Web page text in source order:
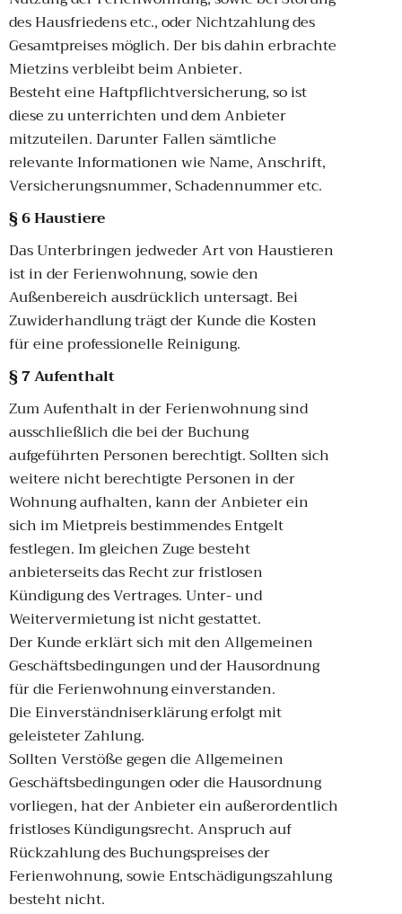
des Hausfriedens etc., oder Nichtzahlung des
Gesamtpreises möglich. Der bis dahin erbrachte
Mietzins verbleibt beim Anbieter.
Besteht eine Haftpflichtversicherung, so ist
diese zu unterrichten und dem Anbieter
mitzuteilen. Darunter Fallen sämtliche
relevante Informationen wie Name, Anschrift,
Versicherungsnummer, Schadennummer etc.
§ 6 Haustiere
Das Unterbringen jedweder Art von Haustieren
ist in der Ferienwohnung, sowie den
Außenbereich ausdrücklich untersagt. Bei
Zuwiderhandlung trägt der Kunde die Kosten
für eine professionelle Reinigung.
§ 7 Aufenthalt
Zum Aufenthalt in der Ferienwohnung sind
ausschließlich die bei der Buchung
aufgeführten Personen berechtigt. Sollten sich
weitere nicht berechtigte Personen in der
Wohnung aufhalten, kann der Anbieter ein
sich im Mietpreis bestimmendes Entgelt
festlegen. Im gleichen Zuge besteht
anbieterseits das Recht zur fristlosen
Kündigung des Vertrages. Unter- und
Weitervermietung ist nicht gestattet.
Der Kunde erklärt sich mit den Allgemeinen
Geschäftsbedingungen und der Hausordnung
für die Ferienwohnung einverstanden.
Die Einverständniserklärung erfolgt mit
geleisteter Zahlung.
Sollten Verstöße gegen die Allgemeinen
Geschäftsbedingungen oder die Hausordnung
vorliegen, hat der Anbieter ein außerordentlich
fristloses Kündigungsrecht. Anspruch auf
Rückzahlung des Buchungspreises der
Ferienwohnung, sowie Entschädigungszahlung
besteht nicht.